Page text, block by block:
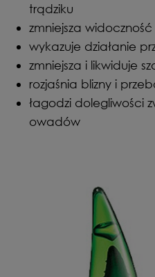
trądziku
zmniejsza
wykazuje działanie
zmniejsza i likwiduje
rozjaśnia blizny i
łagodzi dolegliwości
owadów